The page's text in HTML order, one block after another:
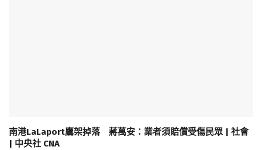
南港LaLaport鷹架掉落 蔣萬安：業者須賠償受傷民眾 | 社會
| 中央社 CNA